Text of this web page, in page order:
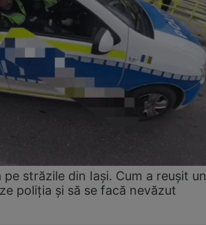
străzile din Iași. Cum a reușit un
poliția și să se facă nevăzut